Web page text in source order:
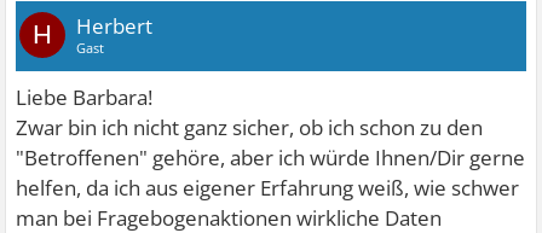
H Herbert
Gast
Liebe Barbara!
Zwar bin ich nicht ganz sicher, ob ich schon zu den
"Betroffenen" gehöre, aber ich würde Ihnen/Dir gerne
helfen, da ich aus eigener Erfahrung weiß, wie schwer
man bei Fragebogenaktionen wirkliche Daten